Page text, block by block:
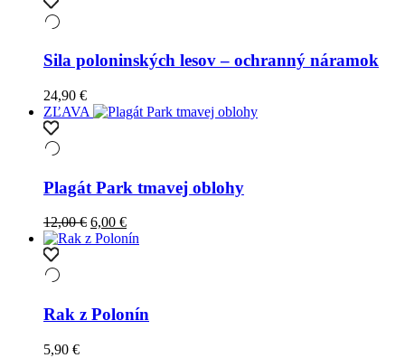
Sila poloninských lesov – ochranný náramok
24,90 €
ZĽAVA
Plagát Park tmavej oblohy
12,00€ Original
price
6,00 €Current
price
Rak z Polonín
5,90 €